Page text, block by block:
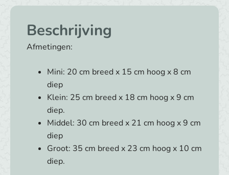
naam
Beschrijving
Afmetingen:
Mini: 20 cm breed x 15 cm hoog x 8 cm
diep
Klein: 25 cm breed x 18 cm hoog x 9 cm
diep.
Middel: 30 cm breed x 21 cm hoog x 9 cm
diep
Groot: 35 cm breed x 23 cm hoog x 10 cm
diep.